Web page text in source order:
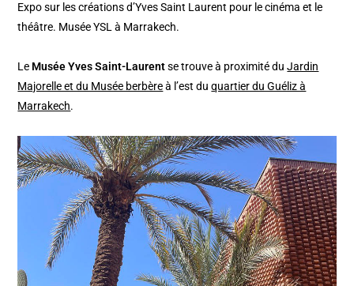
Expo sur les créations d’Yves Saint Laurent pour le cinéma et le
théâtre. Musée YSL à Marrakech.
Le Musée Yves Saint-Laurentse trouve à proximité duJardin
Majorelle et du Musée berbèreà l’est duquartier du Guéliz à
Marrakech.